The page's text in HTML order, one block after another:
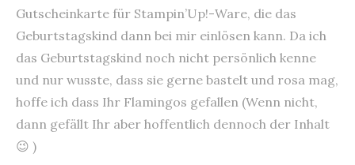
Gutscheinkarte für Stampin’Up!-Ware, die das
Geburtstagskind dann bei mir einlösen kann. Da ich
das Geburtstagskind noch nicht persönlich kenne
und nur wusste, dass sie gerne bastelt und rosa mag,
hoffe ich dass Ihr Flamingos gefallen (Wenn nicht,
dann gefällt Ihr aber hoffentlich dennoch der Inhalt
😉 )